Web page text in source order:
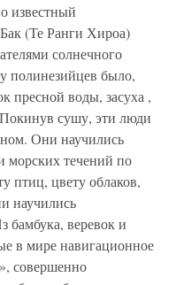
известный
(Те Ранги Хироа)
солнечного
полинезийцев было,
пресной воды, засуха ,
сушу, эти люди
Они научились
морских течений по
птиц, цвету облаков,
научились
бамбука, веревок и
в мире навигационное
совершенно